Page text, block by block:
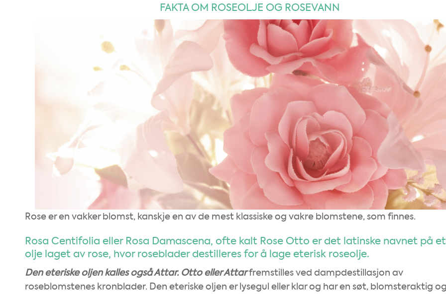
FAKTA OM ROSEOLJE OG ROSEVANN
Rose er en vakker blomst, kanskje en av de mest klassiske og vakre blomstene, som finnes.
Rosa Centifolia eller Rosa Damascena, ofte kalt Rose Otto er det latinske navnet på
olje laget av rose, hvor roseblader destilleres for å lage eterisk roseolje.
Den eteriske oljen kalles ogsåAttar. Otto eller Attarfremstilles ved dampdestillasjon av
roseblomstenes kronblader. Den eteriske oljen er lysegul eller klar og har en søt, blomsteraktig